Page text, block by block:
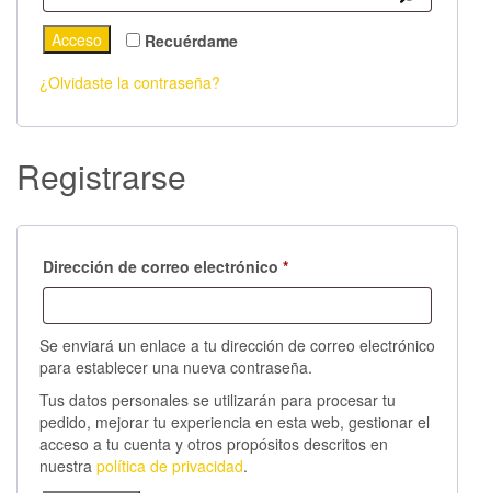
Recuérdame
Acceso
¿Olvidaste la contraseña?
Registrarse
Dirección de correo electrónico *
Se enviará un enlace a tu dirección de correo electrónico
para establecer una nueva contraseña.
Tus datos personales se utilizarán para procesar tu
pedido, mejorar tu experiencia en esta web, gestionar el
acceso a tu cuenta y otros propósitos descritos en
nuestra política de privacidad.